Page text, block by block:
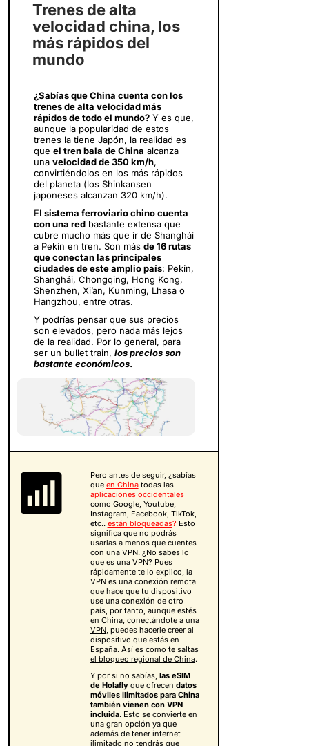
Trenes de alta
velocidad china, los
más rápidos del
mundo
¿Sabías que China cuenta con los
trenes de alta velocidad más
rápidos de todo el mundo?Y es que,
aunque la popularidad de estos
trenes la tiene Japón, la realidad es
que el tren bala de China alcanza
una velocidad de 350 km/h,
convirtiéndolos en los más rápidos
del planeta (los Shinkansen
japoneses alcanzan 320 km/h).
El sistema ferroviario chino cuenta
con una redbastante extensa que
cubre mucho más que ir de Shanghái
a Pekín en tren. Son más de 16 rutas
que conectan las principales
ciudades de este amplio país: Pekín,
Shanghái, Chongqing, Hong Kong,
Shenzhen, Xi’an, Kunming, Lhasa o
Hangzhou, entre otras.
Y podrías pensar que sus precios
son elevados, pero nada más lejos
de la realidad. Por lo general, para
ser un bullet train, los precios son
bastante económicos.
Pero antes de seguir, ¿sabías
que en Chinatodas las
aplicaciones occidentales
como Google, Youtube,
Instagram, Facebook, TikTok,
etc.. están bloqueadas? Esto
significa que no podrás
usarlas a menos que cuentes
con una VPN. ¿No sabes lo
que es una VPN? Pues
rápidamente te lo explico, la
VPN es una conexión remota
que hace que tu dispositivo
use una conexión de otro
país, por tanto, aunque estés
en China, conectándote a una
VPN, puedes hacerle creer al
dispositivo que estás en
España. Así es como te saltas
el bloqueo regional de China.
Y por si no sabías, las eSIM
de Holaflyque ofrecen datos
móviles ilimitados para China
también vienen con VPN
incluida. Esto se convierte en
una gran opción ya que
además de tener internet
ilimitado no tendrás que